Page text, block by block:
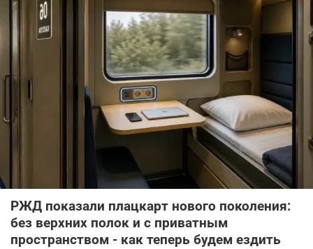
РЖД показали плацкарт нового поколения:
без верхних полок и с приватным
пространством - как теперь будем ездить